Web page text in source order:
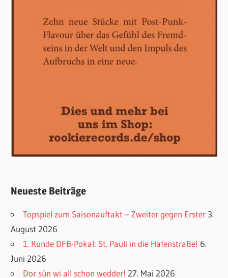
Neueste Beiträge
Topspiel zum Saisonauftakt – Zweiter gegen Erster 3.
August 2026
1. Runde DFB-Pokal: St. Pauli in die Hafenstraße! 6.
Juni 2026
Dor sün wi all schon wedder! 27. Mai 2026